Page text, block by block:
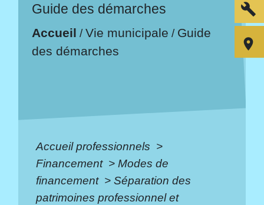
Guide des démarches
Accueil /Vie municipale / Guide
des démarches
Accueil professionnels >
Financement > Modes de
financement > Séparation des
patrimoines professionnel et
build
room